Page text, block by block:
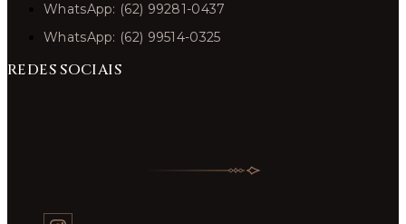
WhatsApp: (62) 99281-0437
WhatsApp: (62) 99514-0325
REDES SOCIAIS